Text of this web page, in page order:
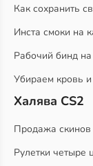
Как сохранить
Инста смоки на
Рабочий бинд
Убираем кровь
Халява CS2
Продажа скинов
Рулетки четыре